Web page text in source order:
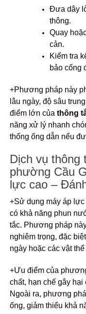
Đưa dây
thông.
Quay
cản.
Kiểm tra
bảo cống
+Phương pháp này
lâu ngày, độ sâu
điểm lớn của thông
năng xử lý nhanh
thống ống dẫn nếu
Dịch vụ thông
phường Cầu
lực cao –
+Sử dụng máy áp
có khả năng phun
tắc. Phương pháp
nghiêm trọng, đặc
ngày hoặc các vật
+Ưu điểm của
chất, hạn chế gây
Ngoài ra, phương
ống, giảm thiểu khả